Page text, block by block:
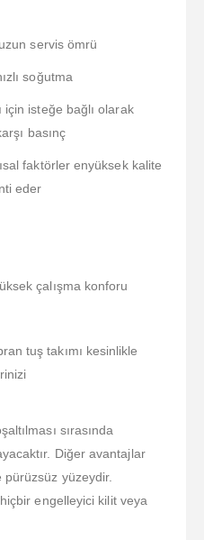
servis ömrü
soğutma
için isteğe bağlı olarak
basınç
faktörler enyüksek kalite
eder
çalışma konforu
tuş takımı kesinlikle
sırasında
Diğer avantajlar
yüzeydir.
engelleyici kilit veya